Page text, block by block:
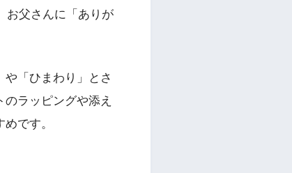
お父さんに「ありが
「ひまわり」とさ
ラッピングや添え
です。